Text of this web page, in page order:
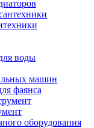
воды
машин
фаянса
оборудования